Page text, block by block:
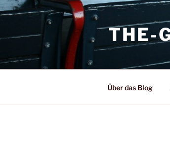
Zum
Inhalt
THE-
Über das Blog